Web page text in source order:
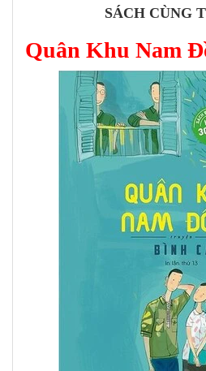
SÁCH CÙNG
Quân Khu Nam